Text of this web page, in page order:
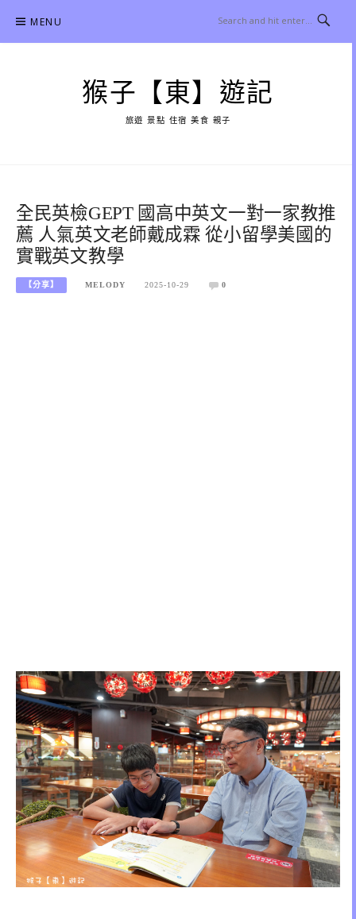
content
MENU
猴子【東】遊記
旅遊 景點 住宿 美食 親子
全民英檢GEPT 國高中英文一對一家教推
薦 人氣英文老師戴成霖 從小留學美國的
實戰英文教學
【分享】 MELODY 2025-10-29 0